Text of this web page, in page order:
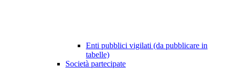
Enti pubblici vigilati (da pubblicare in
tabelle)
Società partecipate